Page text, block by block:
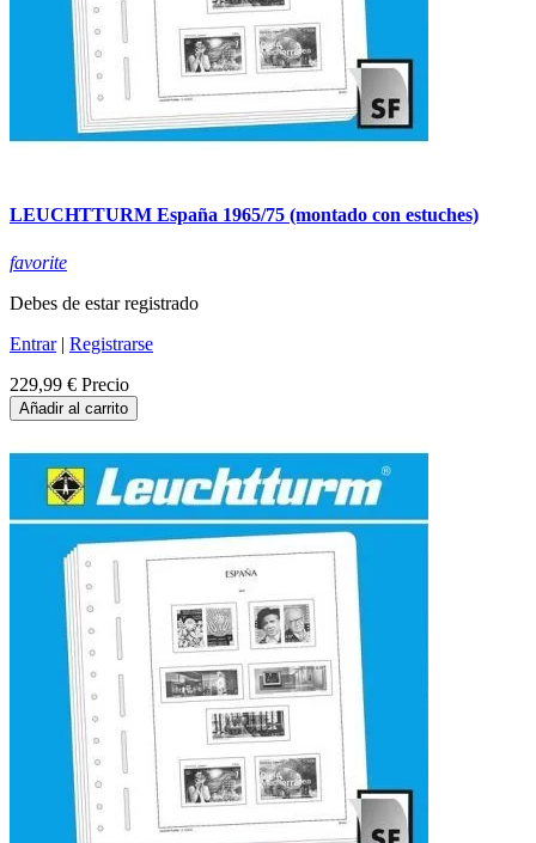
LEUCHTTURM España 1965/75 (montado con estuches)
favorite
Debes de estar registrado
Entrar| Registrarse
229,99 € Precio
Añadir al carrito